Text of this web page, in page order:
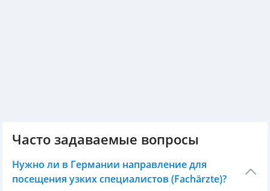
Часто задаваемые вопросы
Нужно ли в Германии направление для
посещения узких специалистов (Fachärzte)?